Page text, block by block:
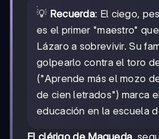
💡 Recuerda: El ciego,
es el primer "maestro"
Lázaro a sobrevivir. Su
golpearlo contra el toro
("Aprende más el mozo
de cien letrados") marca
educación en la escuela
El clérigo de Maqueda,